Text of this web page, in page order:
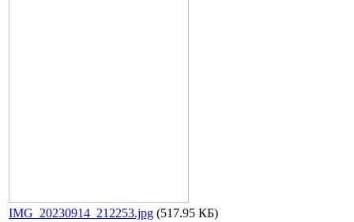
IMG_20230914_212253.jpg (517.95 КБ)